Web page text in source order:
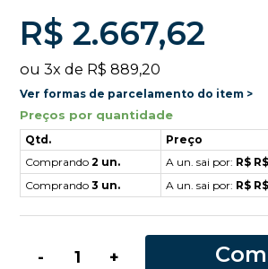
R$ 2.667,62
ou 3x de R$ 889,20
Ver formas de parcelamento do item >
Preços por quantidade
Qtd.
Preço
Comprando 2 un. A un. sai por: R$
Comprando 3 un. A un. sai por: R$
- +